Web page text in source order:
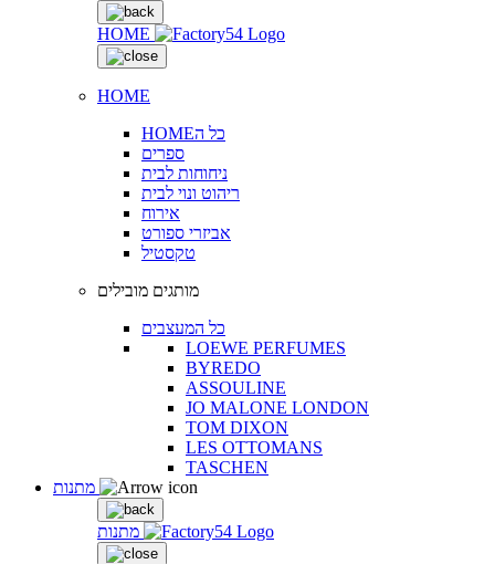
HOME
HOME
HOMEכל ה
ספרים
ניחוחות לבית
ריהוט ונוי לבית
אירוח
אביזרי ספורט
טקסטיל
מותגים מובילים
כל המעצבים
LOEWE PERFUMES
BYREDO
ASSOULINE
JO MALONE LONDON
TOM DIXON
LES OTTOMANS
TASCHEN
מתנות